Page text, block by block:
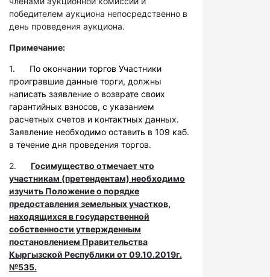
победителем аукциона непосредственно в
день проведения аукциона.
Примечание:
1. По окончании торгов Участники
проигравшие данные торги, должны
написать заявление о возврате своих
гарантийных взносов, с указанием
расчетных счетов и контактных данных.
Заявление необходимо оставить в 109 каб.
в течение дня проведения торгов.
2. Госимущество отмечает что
участникам (претендентам) необходимо
изучить Положение о порядке
предоставления земельных участков,
находящихся в государственной
собственности утвержденным
постановлением Правительства
Кыргызской Республики от 09.10.2019г.
№535.